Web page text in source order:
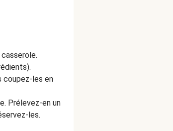
coupez-les en
Prélevez-en un
les.